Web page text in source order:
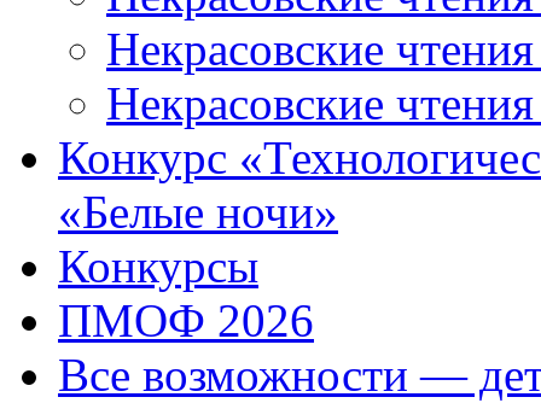
Некрасовские
Некрасовские
Конкурс
«Белые ночи»
Конкурсы
ПМОФ 2026
Все возможности —